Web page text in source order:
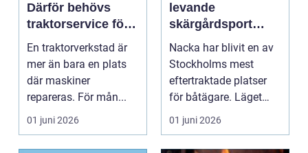
Därför behövs
traktorservice för
tryggare drift på
gården
En traktorverkstad är
mer än bara en plats
där maskiner
repareras. För mån...
01 juni 2026
levande
skärgårdsport
nära storstan
Nacka har blivit en av
Stockholms mest
eftertraktade platser
för båtägare. Läget
mellan innerstan oc...
01 juni 2026